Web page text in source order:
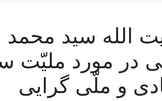
الله سید
در مورد ملیّت
و ملّی گرایی